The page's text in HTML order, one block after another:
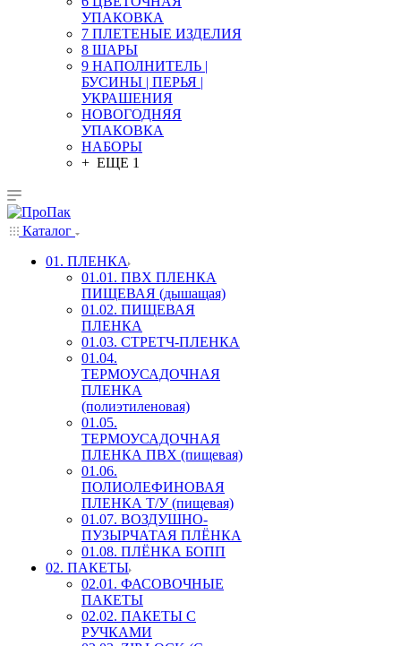
УПАКОВКА
7 ПЛЕТЕНЫЕ ИЗДЕЛИЯ
8 ШАРЫ
9 НАПОЛНИТЕЛЬ |
БУСИНЫ | ПЕРЬЯ |
УКРАШЕНИЯ
НОВОГОДНЯЯ
УПАКОВКА
НАБОРЫ
+ ЕЩЕ 1
Каталог
01. ПЛЕНКА
01.01. ПВХ ПЛЕНКА
ПИЩЕВАЯ (дышащая)
01.02. ПИЩЕВАЯ
ПЛЕНКА
01.03. СТРЕТЧ-ПЛЕНКА
01.04.
ТЕРМОУСАДОЧНАЯ
ПЛЕНКА
(полиэтиленовая)
01.05.
ТЕРМОУСАДОЧНАЯ
ПЛЕНКА ПВХ (пищевая)
01.06.
ПОЛИОЛЕФИНОВАЯ
ПЛЕНКА Т/У (пищевая)
01.07. ВОЗДУШНО-
ПУЗЫРЧАТАЯ ПЛЁНКА
01.08. ПЛЁНКА БОПП
02. ПАКЕТЫ
02.01. ФАСОВОЧНЫЕ
ПАКЕТЫ
02.02. ПАКЕТЫ С
РУЧКАМИ